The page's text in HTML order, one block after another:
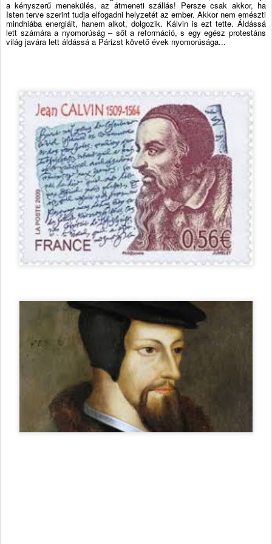
a kényszerű menekülés, az átmeneti szállás! Persze csak akkor, ha
Isten terve szerint tudja elfogadni helyzetét az ember. Akkor nem emészti
mindhiába energiáit, hanem alkot, dolgozik. Kálvin is ezt tette. Áldássá
lett számára a nyomorúság – sőt a reformáció, s egy egész protestáns
világ javára lett áldássá a Párizst követő évek nyomorúsága...